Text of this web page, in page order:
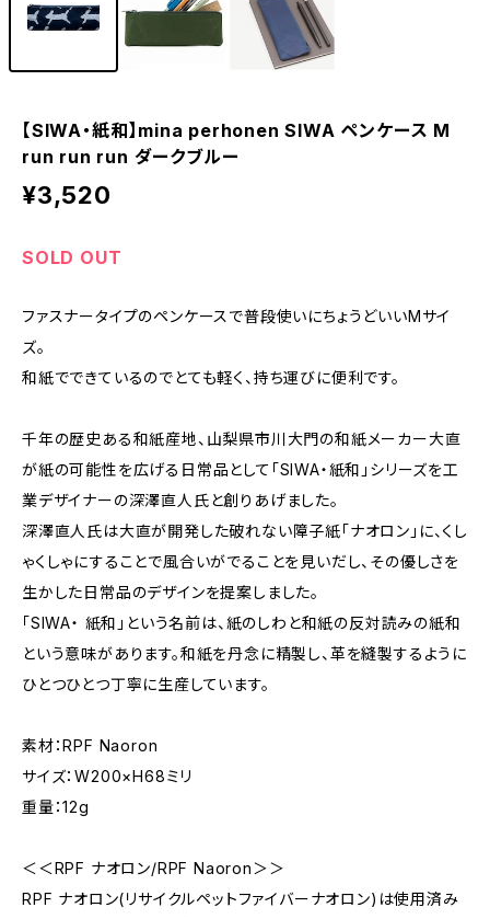
【SIWA・紙和】mina perhonen SIWA ペンケース M
run run run ダークブルー
¥3,520
SOLD OUT
ファスナータイプのペンケースで普段使いにちょうどいいMサイ
ズ。
和紙でできているのでとても軽く、持ち運びに便利です。
千年の歴史ある和紙産地、山梨県市川大門の和紙メーカー大直
が紙の可能性を広げる日常品として「SIWA・紙和」シリーズを工
業デザイナーの深澤直人氏と創りあげました。
深澤直人氏は大直が開発した破れない障子紙「ナオロン」に、くし
ゃくしゃにすることで風合いがでることを見いだし、その優しさを
生かした日常品のデザインを提案しました。
「SIWA・ 紙和」という名前は、紙のしわと和紙の反対読みの紙和
という意味があります。和紙を丹念に精製し、革を縫製するように
ひとつひとつ丁寧に生産しています。
素材：RPF Naoron
サイズ：W200×H68ミリ
重量：12g
＜＜RPF ナオロン/RPF Naoron＞＞
RPF ナオロン(リサイクルペットファイバーナオロン)は使用済み